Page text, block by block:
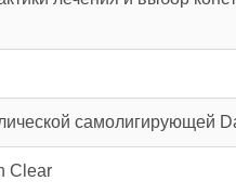
самолигирующей
Clear